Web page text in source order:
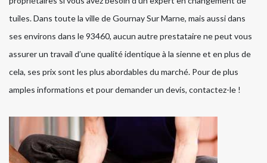
tuiles. Dans toute la ville de Gournay Sur Marne, mais aussi dans
ses environs dans le 93460, aucun autre prestataire ne peut vous
assurer un travail d’une qualité identique à la sienne et en plus de
cela, ses prix sont les plus abordables du marché. Pour de plus
amples informations et pour demander un devis, contactez-le !